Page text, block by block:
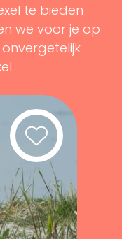
te bieden
we voor je op